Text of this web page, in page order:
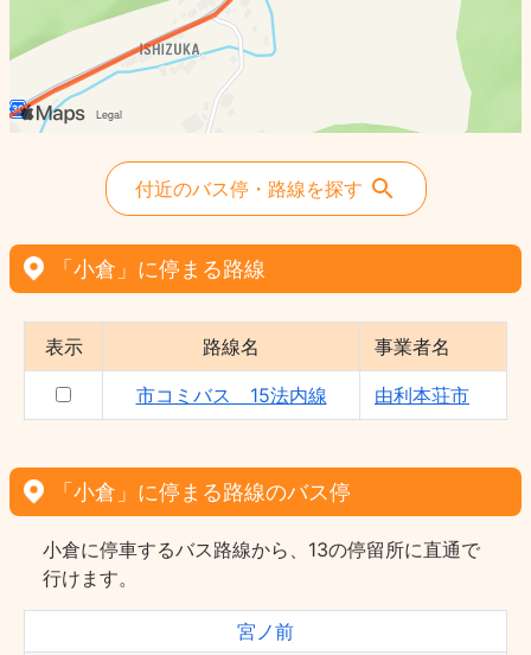
付近のバス停・路線を探す
「小倉」に停まる路線
表示 路線名 事業者名
市コミバス 15法内線 由利本荘市
「小倉」に停まる路線のバス停
小倉に停車するバス路線から、13の停留所に直通で
行けます。
宮ノ前